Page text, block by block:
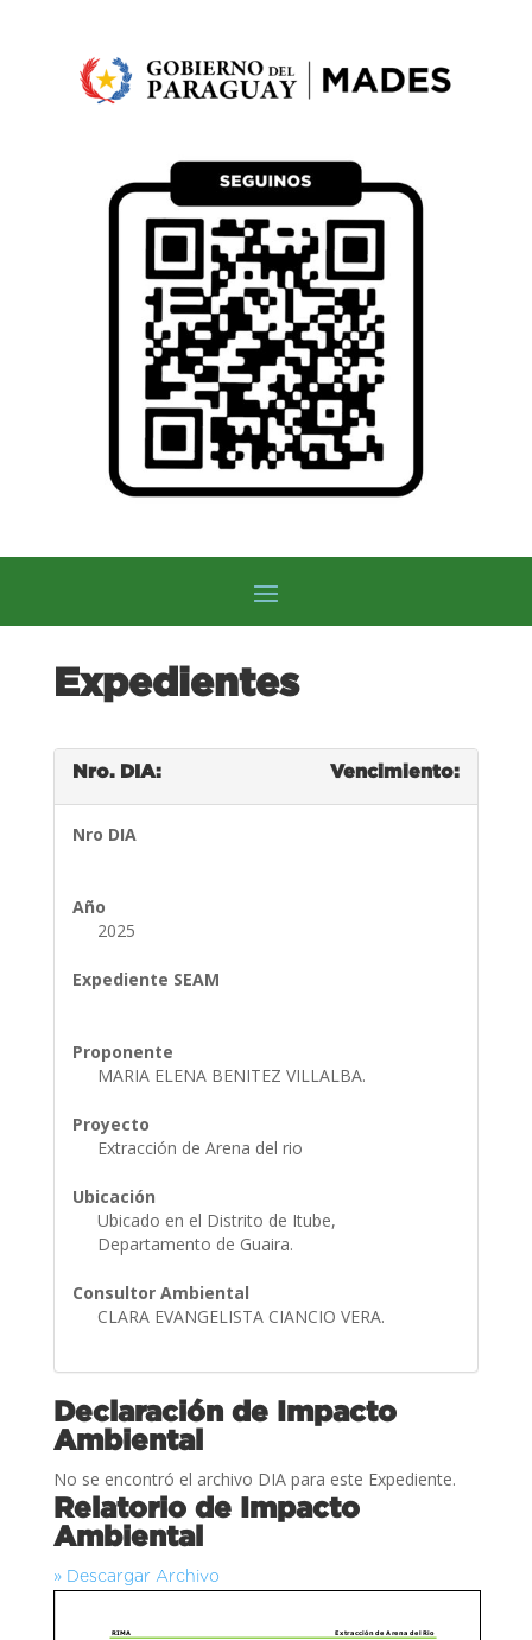
Expedientes
Nro. DIA: Vencimiento:
Nro DIA
Año
2025
Expediente SEAM
Proponente
MARIA ELENA BENITEZ VILLALBA.
Proyecto
Extracción de Arena del rio
Ubicación
Ubicado en el Distrito de Itube,
Departamento de Guaira.
Consultor Ambiental
CLARA EVANGELISTA CIANCIO VERA.
Declaración de Impacto
Ambiental
No se encontró el archivo DIA para este Expediente.
Relatorio de Impacto
Ambiental
» Descargar Archivo